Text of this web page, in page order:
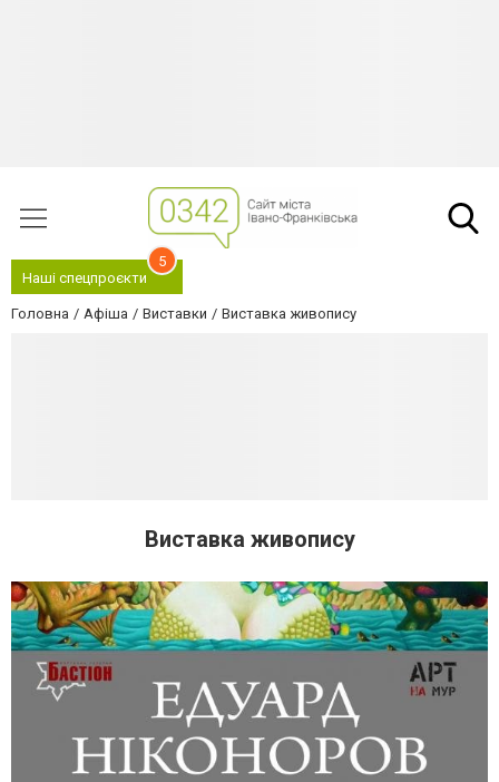
Наші спецпроєкти
5
Головна Афіша Виставки Виставка живопису
Виставка живопису